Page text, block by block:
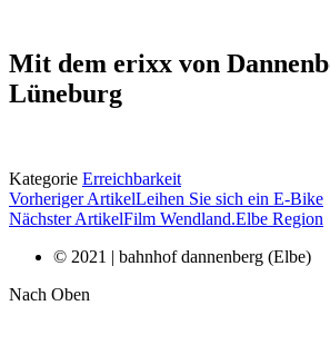
Mit dem erixx von
Lüneburg
Kategorie Erreichbarkeit
Vorheriger ArtikelLeihen Sie sich ein E-Bike
Nächster ArtikelFilm Wendland.Elbe Region
© 2021 | bahnhof dannenberg (Elbe)
Nach Oben